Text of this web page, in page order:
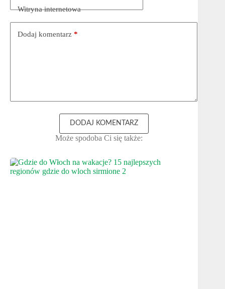
Witryna internetowa
Dodaj komentarz *
DODAJ KOMENTARZ
Może spodoba Ci się także: